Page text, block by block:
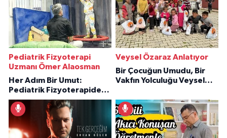
Pediatrik Fizyoterapi
Uzmanı Ömer Alaosman
Her Adım Bir Umut:
Pediatrik Fizyoterapiden
İlham Veren Hikâyeler
Veysel Özaraz Anlatıyor
Bir Çocuğun Umudu, Bir
Vakfın Yolculuğu Veysel